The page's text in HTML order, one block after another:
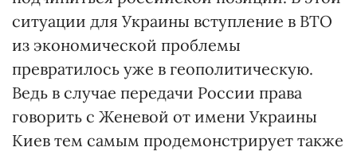
ситуации для Украины вступление в ВТО
из экономической проблемы
превратилось уже в геополитическую.
Ведь в случае передачи России права
говорить с Женевой от имени Украины
Киев тем самым продемонстрирует также